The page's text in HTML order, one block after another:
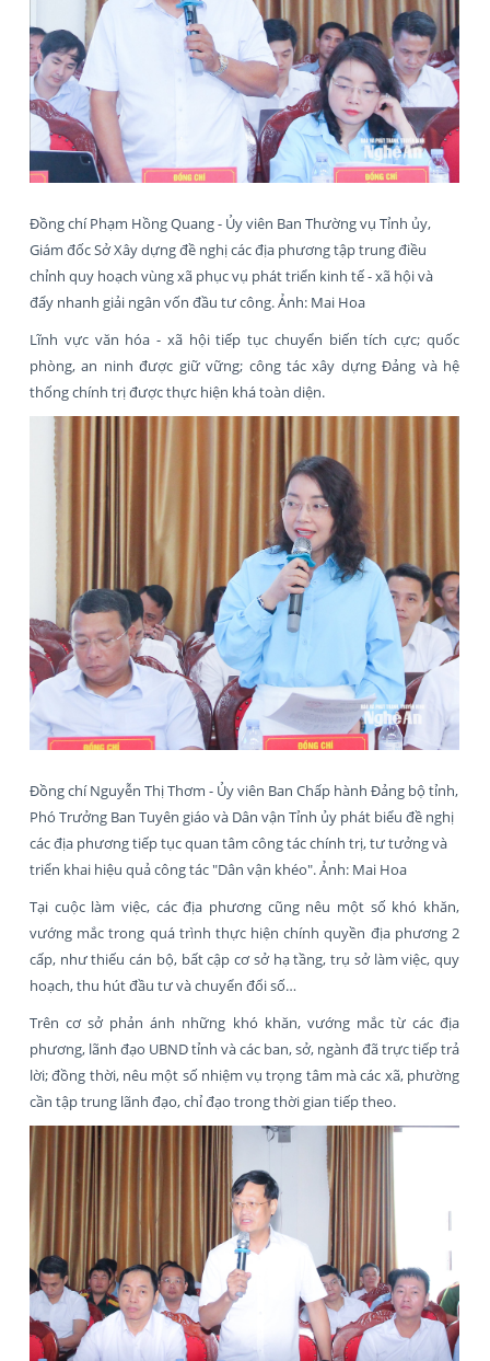
Đồng chí Phạm Hồng Quang - Ủy viên Ban Thường vụ Tỉnh ủy,
Giám đốc Sở Xây dựng đề nghị các địa phương tập trung điều
chỉnh quy hoạch vùng xã phục vụ phát triển kinh tế - xã hội và
đẩy nhanh giải ngân vốn đầu tư công. Ảnh: Mai Hoa
Lĩnh vực văn hóa - xã hội tiếp tục chuyển biến tích cực; quốc
phòng, an ninh được giữ vững; công tác xây dựng Đảng và hệ
thống chính trị được thực hiện khá toàn diện.
Đồng chí Nguyễn Thị Thơm - Ủy viên Ban Chấp hành Đảng bộ tỉnh,
Phó Trưởng Ban Tuyên giáo và Dân vận Tỉnh ủy phát biểu đề nghị
các địa phương tiếp tục quan tâm công tác chính trị, tư tưởng và
triển khai hiệu quả công tác "Dân vận khéo". Ảnh: Mai Hoa
Tại cuộc làm việc, các địa phương cũng nêu một số khó khăn,
vướng mắc trong quá trình thực hiện chính quyền địa phương 2
cấp, như thiếu cán bộ, bất cập cơ sở hạ tầng, trụ sở làm việc, quy
hoạch, thu hút đầu tư và chuyển đổi số…
Trên cơ sở phản ánh những khó khăn, vướng mắc từ các địa
phương, lãnh đạo UBND tỉnh và các ban, sở, ngành đã trực tiếp trả
lời; đồng thời, nêu một số nhiệm vụ trọng tâm mà các xã, phường
cần tập trung lãnh đạo, chỉ đạo trong thời gian tiếp theo.